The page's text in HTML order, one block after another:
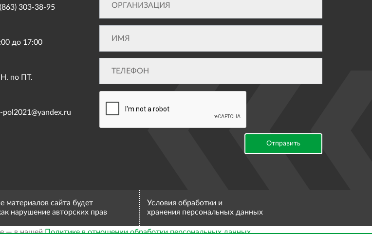
303-38-95
до 17:00
по ПТ.
pol2021@yandex.ru
Отправить
материалов сайта будет
нарушение авторских прав
Условия обработки и
хранения персональных данных
— в нашейПолитике в отношении обработки персональных данных.